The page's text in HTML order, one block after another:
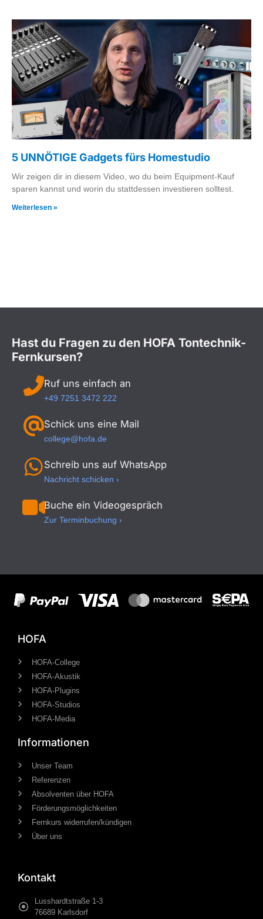
5 UNNÖTIGE Gadgets fürs Homestudio
Wir zeigen dir in diesem Video, wo du beim Equipment-Kauf
sparen kannst und worin du stattdessen investieren solltest.
Weiterlesen »
Hast du Fragen zu den HOFA Tontechnik-
Fernkursen?
Ruf uns einfach an
+49 7251 3472 222
Schick uns eine Mail
college@hofa.de
Schreib uns auf WhatsApp
Nachricht schicken ›
Buche ein Videogespräch
Zur Terminbuchung ›
HOFA
HOFA-College
HOFA-Akustik
HOFA-Plugins
HOFA-Studios
HOFA-Media
Informationen
Unser Team
Referenzen
Absolventen über HOFA
Förderungsmöglichkeiten
Fernkurs widerrufen/kündigen
Über uns
Kontakt
Lusshardtstraße 1-3
76689 Karlsdorf